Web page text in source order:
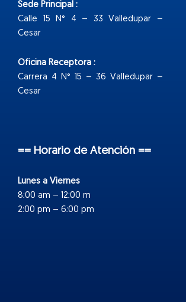
Sede Principal :
Calle 15 N° 4 – 33 Valledupar –
Cesar
Oficina Receptora :
Carrera 4 N° 15 – 36 Valledupar –
Cesar
== Horario de Atención ==
Lunes a Viernes
8:00 am – 12:00 m
2:00 pm – 6:00 pm